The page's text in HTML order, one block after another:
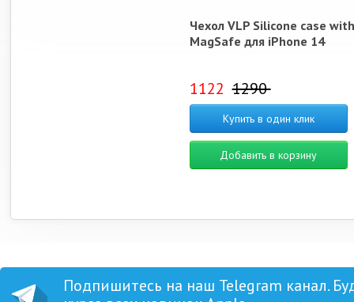
Чехол VLP Silicone case with
MagSafe для iPhone 14
1122 1290
Купить в один клик
Добавить в корзину
Подпишитесь на наш Telegram канал.